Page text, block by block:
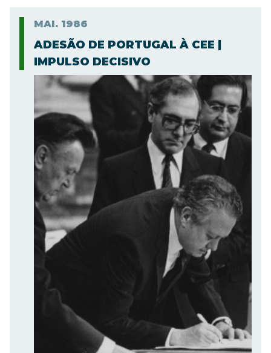
MAI. 1986
ADESÃO DE PORTUGAL À CEE |
IMPULSO DECISIVO